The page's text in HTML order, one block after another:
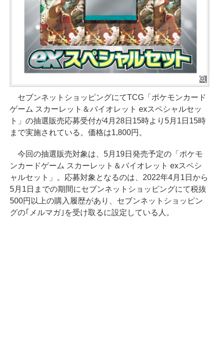
セブンネットショッピングにてTCG「ポケモンカード
ゲーム スカーレット＆バイオレット exスペシャルセッ
ト」の抽選販売応募受付が4月28日15時より5月1日15時
まで実施されている。価格は1,800円。
今回の抽選販売対象は、5月19日発売予定の「ポケモ
ンカードゲーム スカーレット＆バイオレット exスペシ
ャルセット」。応募対象となるのは、2022年4月1日から
5月1日までの期間にセブンネットショッピングにて税抜
500円以上の購入履歴があり、セブンネットショッピン
グの｢メルマガ｣を受け取るに設定している人。